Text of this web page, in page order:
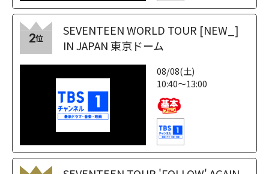
2位
SEVENTEEN WORLD TOUR [NEW_]
IN JAPAN 東京ドーム
08/08(土)
10:40～13:00